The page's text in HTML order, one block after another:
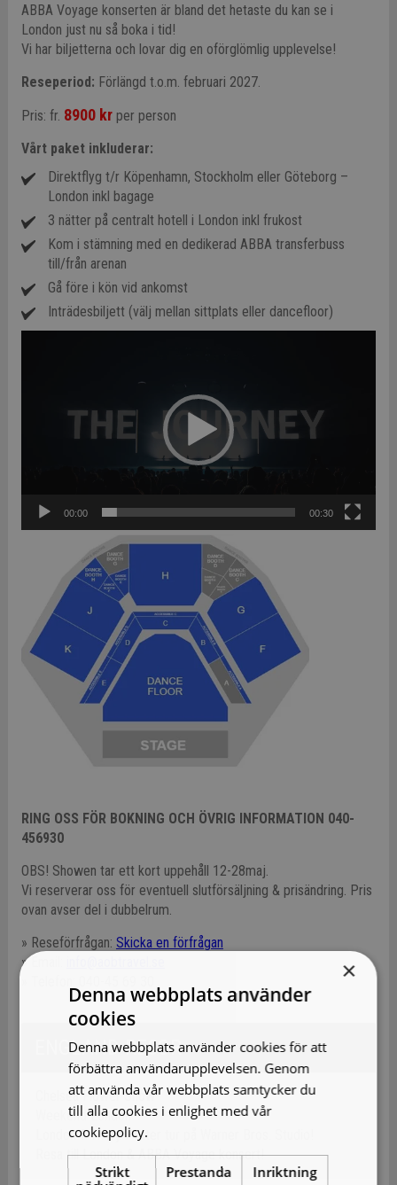
ABBA Voyage konserten är bland det hetaste du kan se i
London just nu så boka i tid!
Vi har biljetterna och lovar dig en oförglömlig upplevelse!
Reseperiod: Förlängd t.o.m. februari 2027.
Pris: fr. 8900 kr per person
Vårt paket inkluderar:
Direktflyg t/r Köpenhamn, Stockholm eller Göteborg –
London inkl bagage
3 nätter på centralt hotell i London inkl frukost
Kom i stämning med en dedikerad ABBA transferbuss
till/från arenan
Gå före i kön vid ankomst
Inträdesbiljett (välj mellan sittplats eller dancefloor)
00:00 00:30
RING OSS FÖR BOKNING OCH ÖVRIG INFORMATION 040-
456930
OBS! Showen tar ett kort uppehåll 12-28maj.
Vi reserverar oss för eventuell slutförsäljning & prisändring. Pris
ovan avser del i dubbelrum.
» Reseförfrågan: Skicka en förfrågan
» Email:
ENGLAND RESOR
Chelsea Flower Show
Weekend London
London & Harry Potter tur på Warner Bros. Studio!
Resa till London & ABBA Voyage konsert!
×
Denna webbplats använder
cookies
Denna webbplats använder cookies för att
förbättra användarupplevelsen. Genom
att använda vår webbplats samtycker du
till alla cookies i enlighet med vår
cookiepolicy.
Strikt
Prestanda Inriktning